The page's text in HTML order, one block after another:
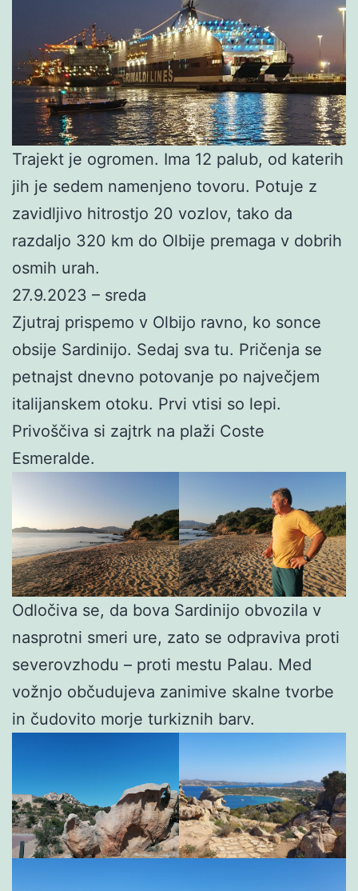
Trajekt je ogromen. Ima 12 palub, od katerih
jih je sedem namenjeno tovoru. Potuje z
zavidljivo hitrostjo 20 vozlov, tako da
razdaljo 320 km do Olbije premaga v dobrih
osmih urah.
27.9.2023 – sreda
Zjutraj prispemo v Olbijo ravno, ko sonce
obsije Sardinijo. Sedaj sva tu. Pričenja se
petnajst dnevno potovanje po največjem
italijanskem otoku. Prvi vtisi so lepi.
Privoščiva si zajtrk na plaži Coste
Esmeralde.
Odločiva se, da bova Sardinijo obvozila v
nasprotni smeri ure, zato se odpraviva proti
severovzhodu – proti mestu Palau. Med
vožnjo občudujeva zanimive skalne tvorbe
in čudovito morje turkiznih barv.